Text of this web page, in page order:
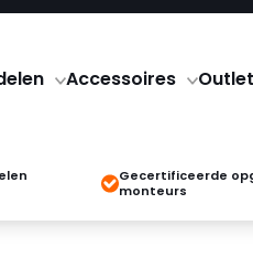
Accessoires Outlet
Gecertificeerde
monteurs